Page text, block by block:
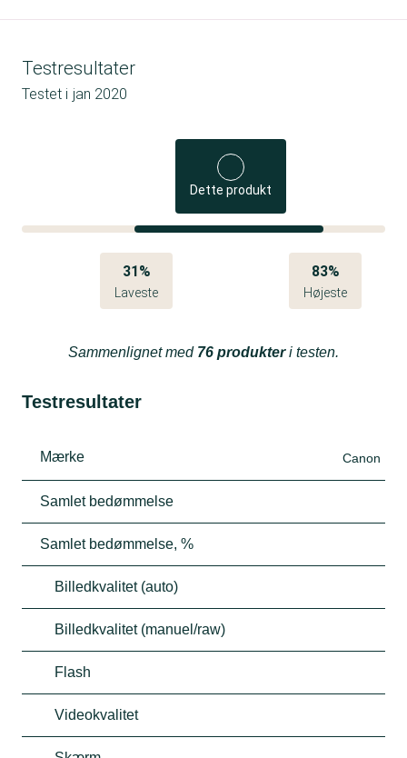
Testresultater
Testet i jan 2020
Dette produkt
31%
Laveste
83%
Højeste
Sammenlignet med 76 produkteri testen.
Testresultater
Mærke Canon
Samlet bedømmelse
Samlet bedømmelse, %
Billedkvalitet (auto)
Billedkvalitet (manuel/raw)
Flash
Videokvalitet